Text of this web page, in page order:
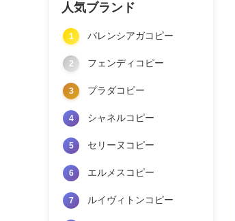
人気ブランド
1 バレンシアガコピー
2 フェンディコピー
3 プラダコピー
4 シャネルコピー
5 セリーヌコピー
6 エルメスコピー
7 ルイヴィトンコピー